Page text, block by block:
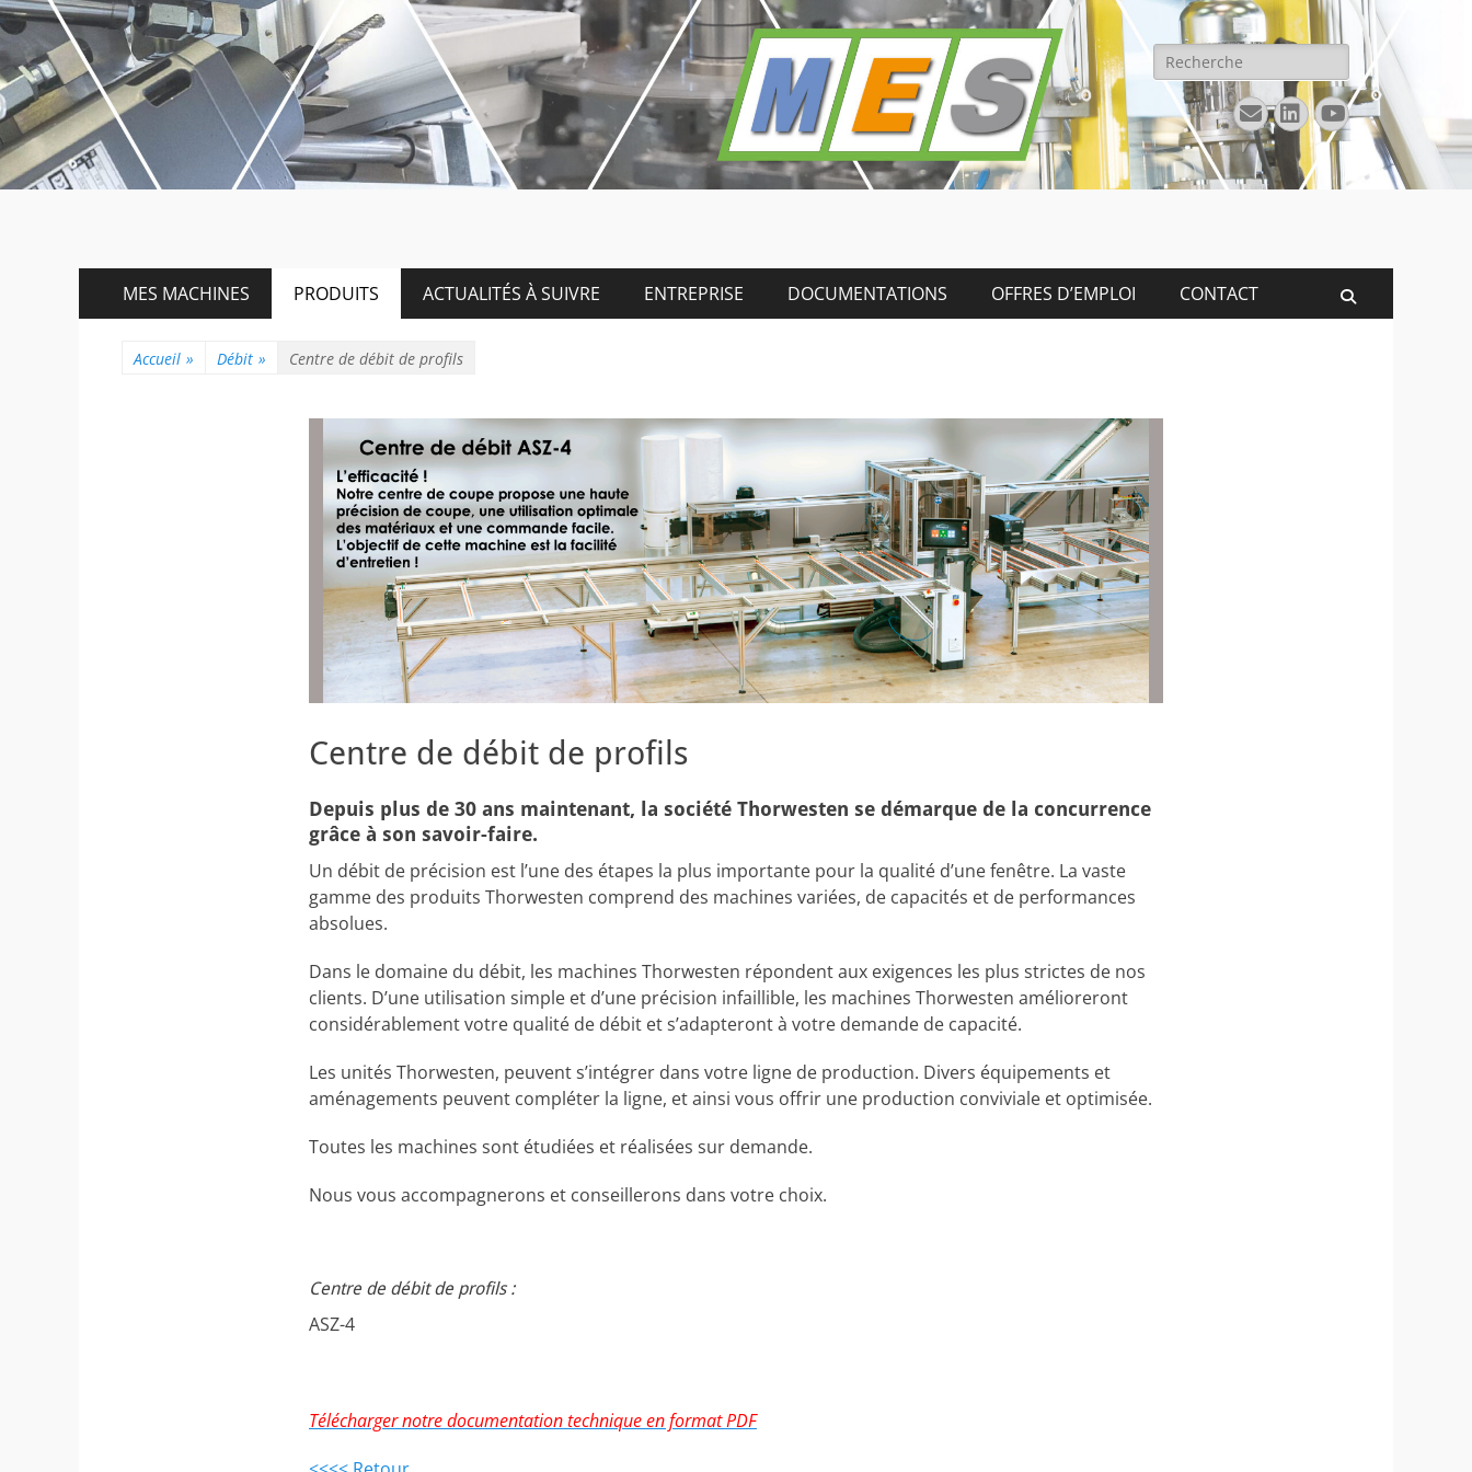
Rechercher :
E-
mail
Linkedin
YouTube
Menu
principal
MES MACHINES PRODUITS ACTUALITÉS À SUIVRE ENTREPRISE DOCUMENTATIONS OFFRES D’EMPLOI CONTACT
Accueil » Débit » Centre de débit de profils
Centre de débit de profils
Depuis plus de 30 ans maintenant, la société Thorwesten se démarque de la concurrence
grâce à son savoir-faire.
Un débit de précision est l’une des étapes la plus importante pour la qualité d’une fenêtre. La vaste
gamme des produits Thorwesten comprend des machines variées, de capacités et de performances
absolues.
Dans le domaine du débit, les machines Thorwesten répondent aux exigences les plus strictes de nos
clients. D’une utilisation simple et d’une précision infaillible, les machines Thorwesten amélioreront
considérablement votre qualité de débit et s’adapteront à votre demande de capacité.
Les unités Thorwesten, peuvent s’intégrer dans votre ligne de production. Divers équipements et
aménagements peuvent compléter la ligne, et ainsi vous offrir une production conviviale et optimisée.
Toutes les machines sont étudiées et réalisées sur demande.
Nous vous accompagnerons et conseillerons dans votre choix.
Centre de débit de profils :
ASZ-4
Télécharger notre documentation technique en format PDF